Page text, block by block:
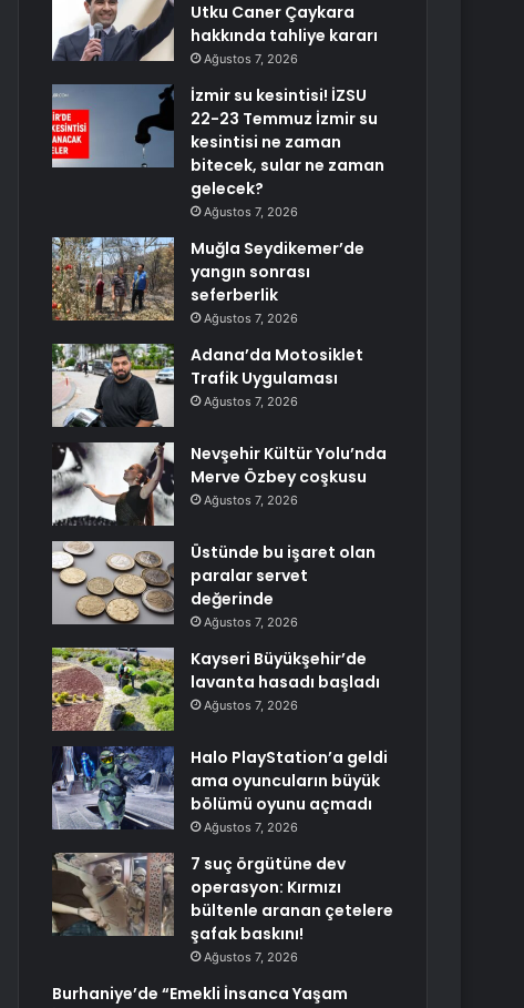
Utku Caner Çaykara
hakkında tahliye kararı
Ağustos 7, 2026
İzmir su kesintisi! İZSU
22-23 Temmuz İzmir su
kesintisi ne zaman
bitecek, sular ne zaman
gelecek?
Ağustos 7, 2026
Muğla Seydikemer’de
yangın sonrası
seferberlik
Ağustos 7, 2026
Adana’da Motosiklet
Trafik Uygulaması
Ağustos 7, 2026
Nevşehir Kültür Yolu’nda
Merve Özbey coşkusu
Ağustos 7, 2026
Üstünde bu işaret olan
paralar servet
değerinde
Ağustos 7, 2026
Kayseri Büyükşehir’de
lavanta hasadı başladı
Ağustos 7, 2026
Halo PlayStation’a geldi
ama oyuncuların büyük
bölümü oyunu açmadı
Ağustos 7, 2026
7 suç örgütüne dev
operasyon: Kırmızı
bültenle aranan çetelere
şafak baskını!
Ağustos 7, 2026
Burhaniye’de “Emekli İnsanca Yaşam